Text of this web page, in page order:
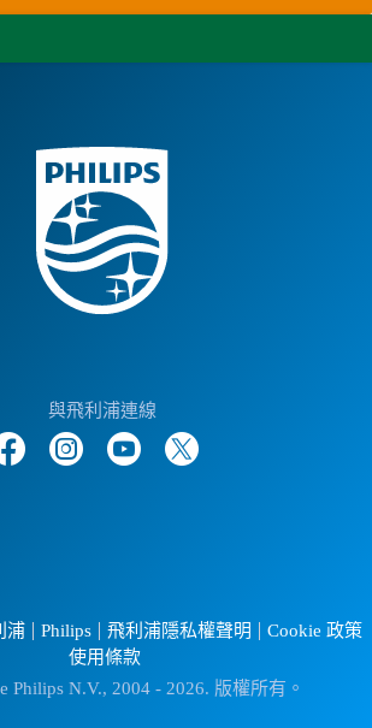
與飛利浦連線
浦 Philips 飛利浦隱私權聲明
Cookie 政策
使用條款
Philips N.V., 2004 - 2026. 版權所有。